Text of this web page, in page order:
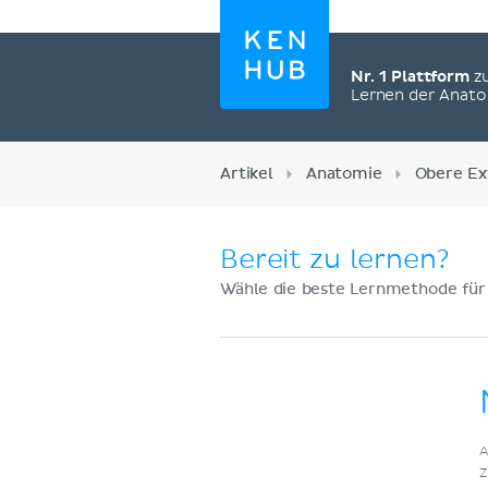
Nr. 1 Plattform
Lernen der
Artikel Anatomie Obere
Bereit zu lernen?
Wähle die beste Lernmethode für